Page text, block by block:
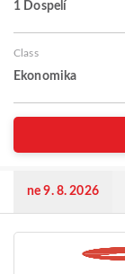
1 Dospelí
Class
Ekonomika
ne 9. 8. 2026